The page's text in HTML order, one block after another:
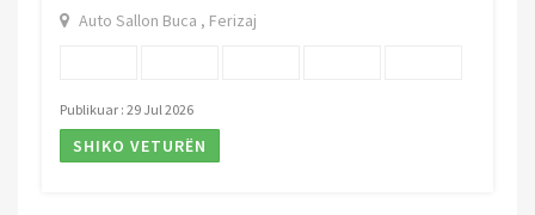
Auto Sallon Buca , Ferizaj
Publikuar : 29 Jul 2026
SHIKO VETURËN